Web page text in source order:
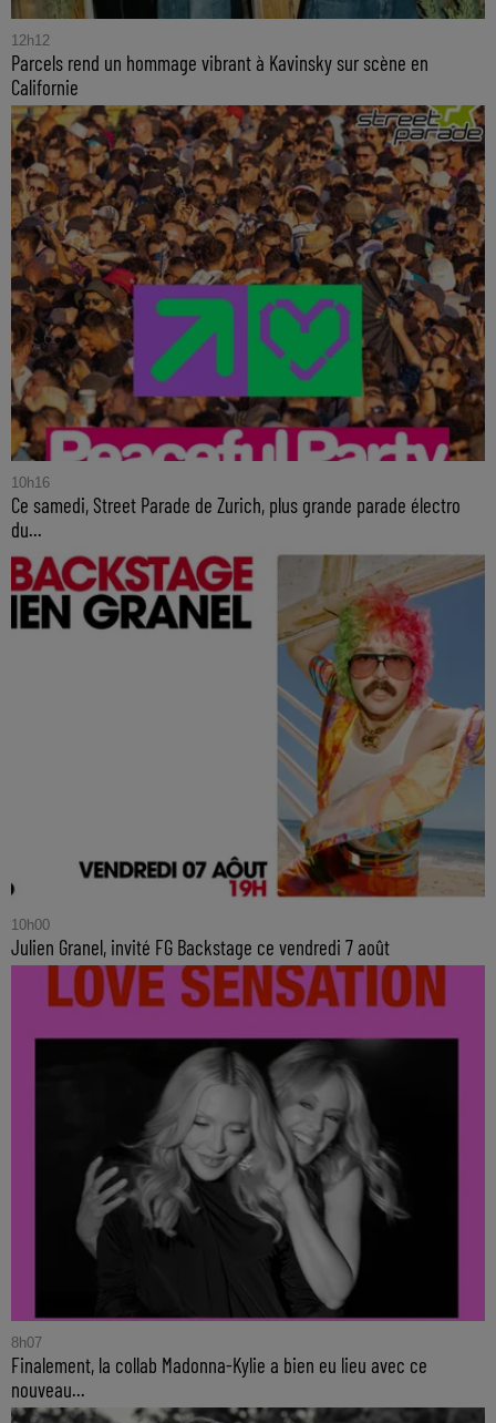
12h12
Parcels rend un hommage vibrant à Kavinsky sur scène en
Californie
10h16
Ce samedi, Street Parade de Zurich, plus grande parade électro
du...
10h00
Julien Granel, invité FG Backstage ce vendredi 7 août
8h07
Finalement, la collab Madonna-Kylie a bien eu lieu avec ce
nouveau...